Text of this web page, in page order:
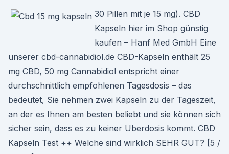
30 Pillen mit je 15 mg). CBD
Kapseln hier im Shop günstig
kaufen – Hanf Med GmbH Eine
unserer cbd-cannabidiol.de CBD-Kapseln enthält 25
mg CBD, 50 mg Cannabidiol entspricht einer
durchschnittlich empfohlenen Tagesdosis – das
bedeutet, Sie nehmen zwei Kapseln zu der Tageszeit,
an der es Ihnen am besten beliebt und sie können sich
sicher sein, dass es zu keiner Überdosis kommt. CBD
Kapseln Test ++ Welche sind wirklich SEHR GUT? [5 /